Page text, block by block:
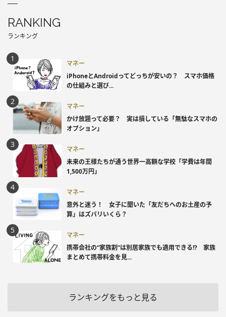
RANKING
ランキング
マネー
iPhoneとAndroidってどっちが安いの？ スマホ価格
の仕組みと選び...
マネー
かけ放題って必要？ 実は損している「無駄なスマホの
オプション」
マネー
未来の王様たちが通う世界一高額な学校「学費は年間
1,500万円」
マネー
意外と迷う！ 女子に聞いた「友だちへのお土産の予
算」はズバリいくら？
マネー
携帯会社の“家族割”は別居家族でも適用できる!? 家族
まとめて携帯料金を見...
ランキングをもっと見る